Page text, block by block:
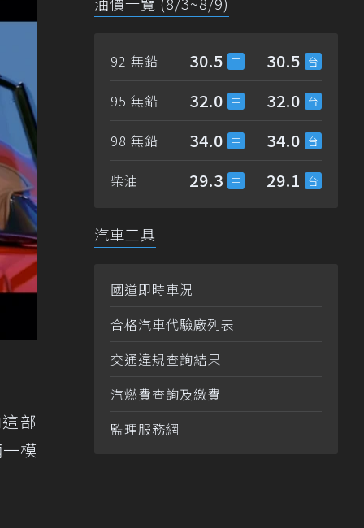
部
模
92 無鉛 30.5 30.5
95 無鉛 32.0 32.0
98 無鉛 34.0 34.0
柴油 29.3 29.1
汽車工具
國道即時車況
合格汽車代驗廠列表
交通違規查詢結果
汽燃費查詢及繳費
監理服務網